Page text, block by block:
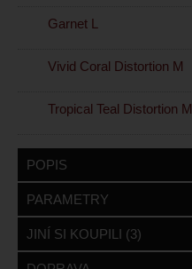
Garnet L
Vivid Coral Distortion M
Tropical Teal Distortion M
POPIS
PARAMETRY
JINÍ SI KOUPILI (3)